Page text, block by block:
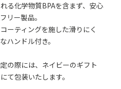
る化学物質BPAを含まず、安心
リー製品。
ーティングを施した滑りにく
ハンドル付き。
の際には、ネイビーのギフト
て包装いたします。